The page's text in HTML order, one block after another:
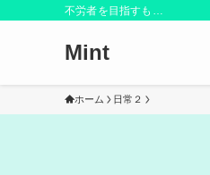
不労者を目指すも…
Mint
ホーム 日常２